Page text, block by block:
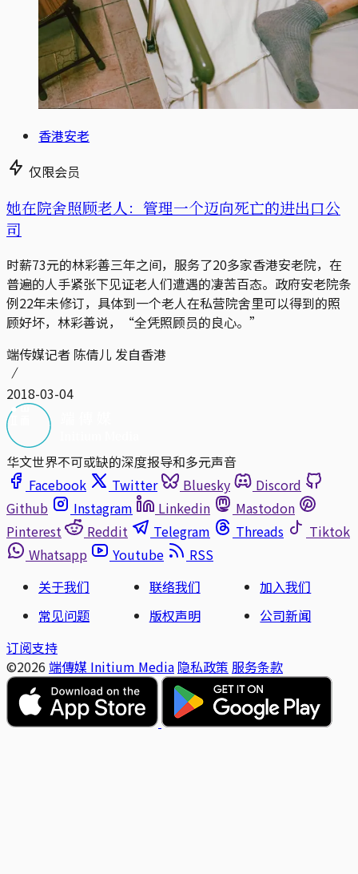
香港安老
仅限会员
她在院舍照顾老人：管理一个迈向死亡的进出口公
司
时薪73元的林彩善三年之间，服务了20多家香港安老院，在
普遍的人手紧张下见证老人们遭遇的凄苦百态。政府安老院条
例22年未修订，具体到一个老人在私营院舍里可以得到的照
顾好坏，林彩善说，“全凭照顾员的良心。”
端传媒记者 陈倩儿 发自香港
2018-03-04
华文世界不可或缺的深度报导和多元声音
Facebook
Twitter Bluesky
Discord
Github
Instagram Linkedin
Mastodon
Pinterest
Reddit Telegram Threads
Tiktok
Whatsapp
Youtube
RSS
关于我们
联络我们
加入我们
常见问题
版权声明
公司新闻
订阅支持
©2026 端傳媒 Initium Media 隐私政策 服务条款